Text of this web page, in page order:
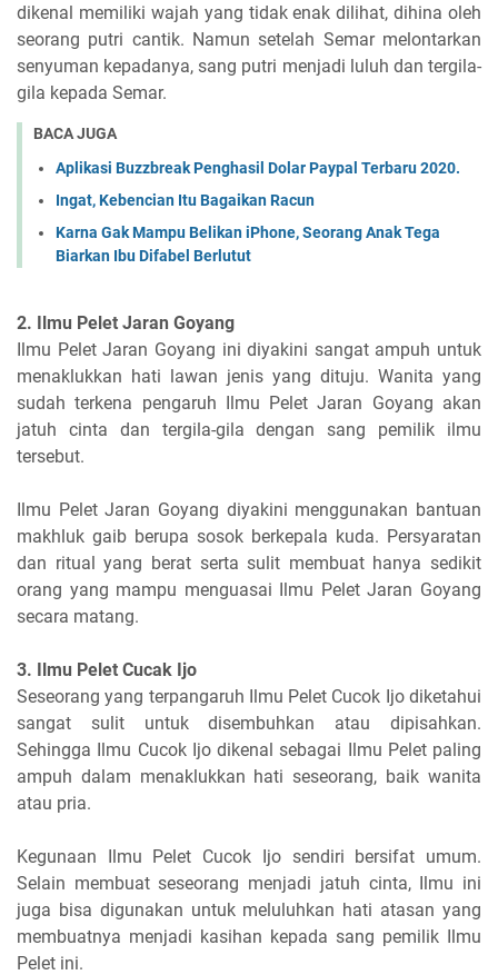
dikenal memiliki wajah yang tidak enak dilihat, dihina oleh
seorang putri cantik. Namun setelah Semar melontarkan
senyuman kepadanya, sang putri menjadi luluh dan tergila-
gila kepada Semar.
BACA JUGA
Aplikasi Buzzbreak Penghasil Dolar Paypal Terbaru 2020.
Ingat, Kebencian Itu Bagaikan Racun
Karna Gak Mampu Belikan iPhone, Seorang Anak Tega
Biarkan Ibu Difabel Berlutut
2. Ilmu Pelet Jaran Goyang
Ilmu Pelet Jaran Goyang ini diyakini sangat ampuh untuk
menaklukkan hati lawan jenis yang dituju. Wanita yang
sudah terkena pengaruh Ilmu Pelet Jaran Goyang akan
jatuh cinta dan tergila-gila dengan sang pemilik ilmu
tersebut.
Ilmu Pelet Jaran Goyang diyakini menggunakan bantuan
makhluk gaib berupa sosok berkepala kuda. Persyaratan
dan ritual yang berat serta sulit membuat hanya sedikit
orang yang mampu menguasai Ilmu Pelet Jaran Goyang
secara matang.
3. Ilmu Pelet Cucak Ijo
Seseorang yang terpangaruh Ilmu Pelet Cucok Ijo diketahui
sangat sulit untuk disembuhkan atau dipisahkan.
Sehingga Ilmu Cucok Ijo dikenal sebagai Ilmu Pelet paling
ampuh dalam menaklukkan hati seseorang, baik wanita
atau pria.
Kegunaan Ilmu Pelet Cucok Ijo sendiri bersifat umum.
Selain membuat seseorang menjadi jatuh cinta, Ilmu ini
juga bisa digunakan untuk meluluhkan hati atasan yang
membuatnya menjadi kasihan kepada sang pemilik Ilmu
Pelet ini.